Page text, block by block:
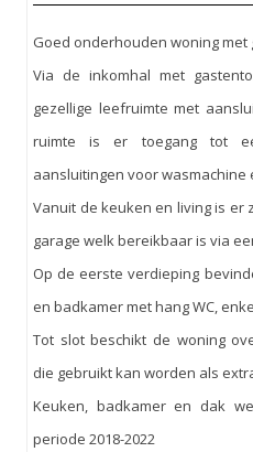
Goed onderhouden woning met
Via de inkomhal met
gezellige leefruimte met
ruimte is er toegang tot
aansluitingen voor wasmachine
Vanuit de keuken en living is er
garage welk bereikbaar is via
Op de eerste verdieping
en badkamer met hang WC,
Tot slot beschikt de woning
die gebruikt kan worden als
Keuken, badkamer en dak
periode 2018-2022